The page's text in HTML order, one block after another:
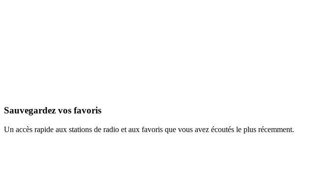
Sauvegardez vos favoris
Un accès rapide aux stations de radio et aux favoris que vous avez écoutés le plus récemment.